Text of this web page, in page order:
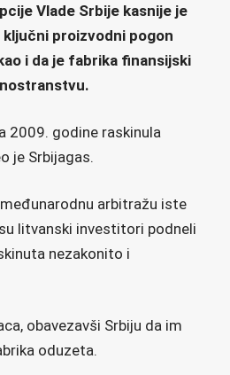
Vlade Srbije kasnije je
proizvodni pogon
i da je fabrika finansijski
2009. godine raskinula
je Srbijagas.
arbitražu iste
litvanski investitori podneli
nezakonito i
obavezavši Srbiju da im
oduzeta.